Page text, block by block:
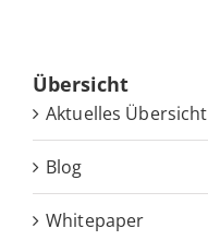
Über­sicht
Ak­tu­el­les Übersicht
Blog
White­pa­per